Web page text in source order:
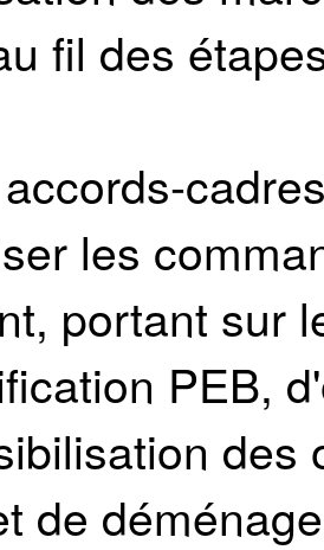
fil des
les
portant sur
PEB,
des
de